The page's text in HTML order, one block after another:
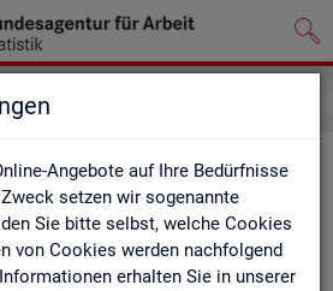
Angebote auf Ihre Bedürfnisse
setzen wir sogenannte
Sie bitte selbst, welche Cookies
von Cookies werden nachfolgend
erhalten Sie in unserer
Kon­takt
mit uns in Kon­takt zu tre­ten!